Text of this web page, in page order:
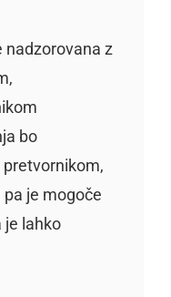
nadzorovana z
bo
je mogoče
je lahko